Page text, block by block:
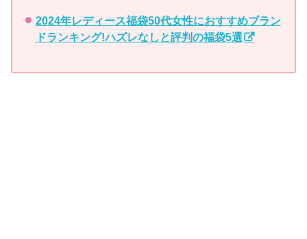
2024年レディース福袋50代女性におすすめブラン
ドランキング!ハズレなしと評判の福袋5選